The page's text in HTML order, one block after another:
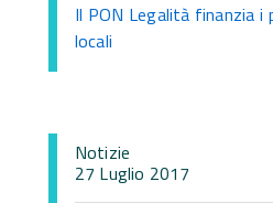
Il PON Legalità finanzia
locali
Notizie
27 Luglio 2017